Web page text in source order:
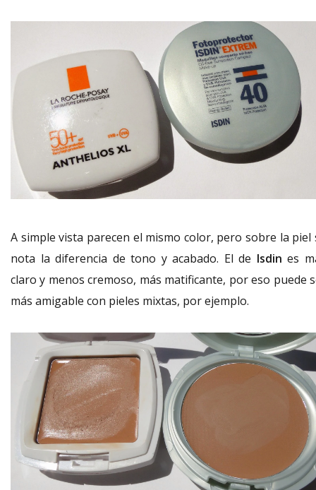
A simple vista parecen el mismo color, pero sobre la piel
nota la diferencia de tono y acabado. El de Isdin es
claro y menos cremoso, más matificante, por eso puede
más amigable con pieles mixtas, por ejemplo.